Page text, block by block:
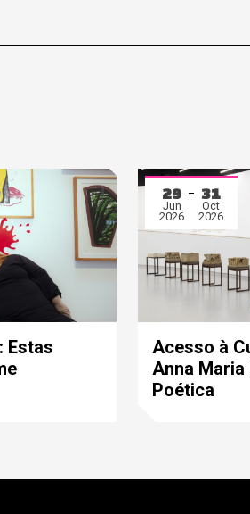
Estas
29
Jun
2026
31
Oct
2026
Acesso à
Anna
Poética